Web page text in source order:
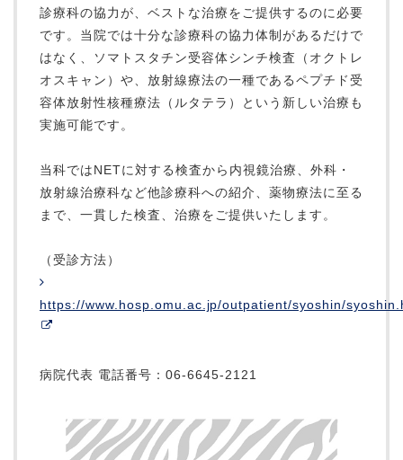
診療科の協力が、ベストな治療をご提供するのに必要
です。当院では十分な診療科の協力体制があるだけで
はなく、ソマトスタチン受容体シンチ検査（オクトレ
オスキャン）や、放射線療法の一種であるペプチド受
容体放射性核種療法（ルタテラ）という新しい治療も
実施可能です。
当科ではNETに対する検査から内視鏡治療、外科・
放射線治療科など他診療科への紹介、薬物療法に至る
まで、一貫した検査、治療をご提供いたします。
（受診方法）
https://www.hosp.omu.ac.jp/outpatient/syoshin/
病院代表 電話番号：06-6645-2121